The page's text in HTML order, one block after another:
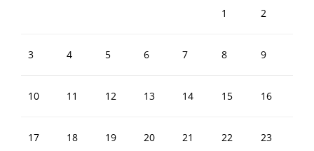
1 2
3 4 5 6 7 8 9
10 11 12 13 14 15 16
17 18 19 20 21 22 23